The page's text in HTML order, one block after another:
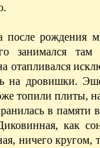
после рождения
занимался там
отапливался
на дровишки.
топили плиты,
в памяти
, как
ничего